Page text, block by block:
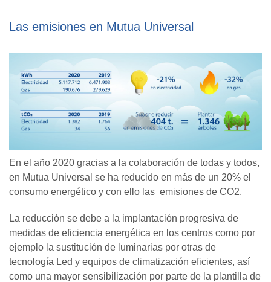
Las emisiones en Mutua Universal
En el año 2020 gracias a la colaboración de todas y todos,
en Mutua Universal se ha reducido en más de un 20% el
consumo energético y con ello las emisiones de CO2.
La reducción se debe a la implantación progresiva de
medidas de eficiencia energética en los centros como por
ejemplo la sustitución de luminarias por otras de
tecnología Led y equipos de climatización eficientes, así
como una mayor sensibilización por parte de la plantilla de